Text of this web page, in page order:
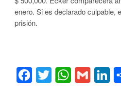
enero. Si es declarado culpable,
prisión.
Facebook
Twitter